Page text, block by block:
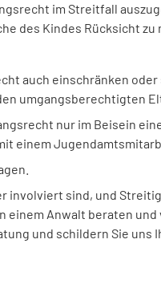
im Streitfall
des Kindes Rücksicht zu
auch einschränken
umgangsberechtigten
nur im Beisein
einem
involviert sind, und
Anwalt beraten
und schildern Sie uns